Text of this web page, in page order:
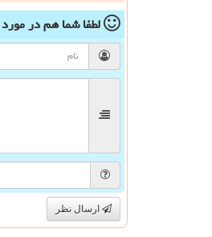
لطفا شما همدر
ارسال نظر